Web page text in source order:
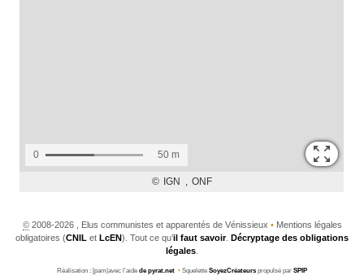
©2008-2026 , Elus communistes et apparentés de Vénissieux •Mentions légales
obligatoires (CNIL et LcEN). Tout ce qu’il faut savoir. Décryptage des obligations
légales
Réalisation : [pam|avec l’aide de pyrat.net • Squelette SoyezCréateurs propulsé par SPIP